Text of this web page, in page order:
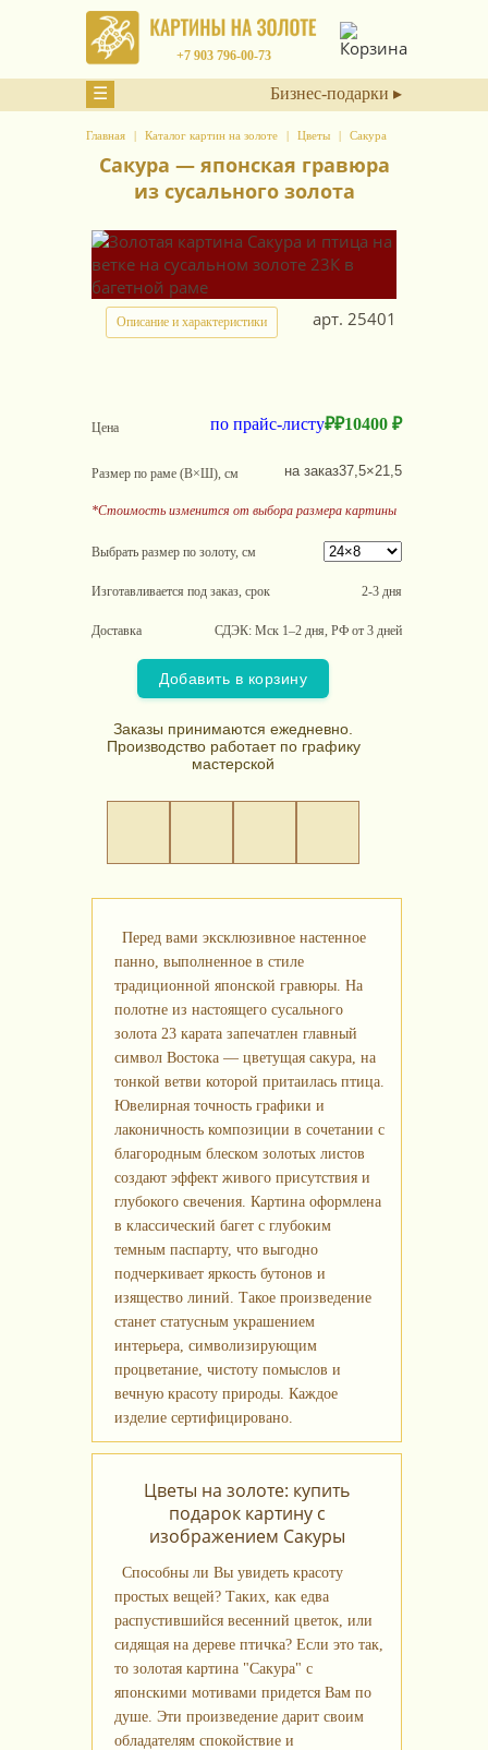
+7 903 796-00-73
☰ Бизнес-подарки ▸
Главная Каталог картин на золоте Цветы Сакура
Сакура — японская гравюра
из сусального золота
Описание и характеристики арт. 25401
Цена 10400 ₽
₽
₽
по прайс-листу
Размер по раме (В×Ш), см 37,5×21,5
на заказ
*Стоимость изменится от выбора размера картины
Выбрать размер по золоту, см
Изготавливается под заказ, срок 2-3 дня
Доставка СДЭК: Мск 1–2 дня, РФ от 3 дней
Добавить в корзину
Заказы принимаются ежедневно.
Производство работает по графику
мастерской
Перед вами эксклюзивное настенное
панно, выполненное в стиле
традиционной японской гравюры. На
полотне из настоящего сусального
золота 23 карата запечатлен главный
символ Востока — цветущая сакура, на
тонкой ветви которой притаилась птица.
Ювелирная точность графики и
лаконичность композиции в сочетании с
благородным блеском золотых листов
создают эффект живого присутствия и
глубокого свечения. Картина оформлена
в классический багет с глубоким
темным паспарту, что выгодно
подчеркивает яркость бутонов и
изящество линий. Такое произведение
станет статусным украшением
интерьера, символизирующим
процветание, чистоту помыслов и
вечную красоту природы. Каждое
изделие сертифицировано.
Цветы на золоте: купить
подарок картину с
изображением Сакуры
Способны ли Вы увидеть красоту
простых вещей? Таких, как едва
распустившийся весенний цветок, или
сидящая на дереве птичка? Если это так,
то золотая картина "Сакура" с
японскими мотивами придется Вам по
душе. Эти произведение дарит своим
обладателям спокойствие и